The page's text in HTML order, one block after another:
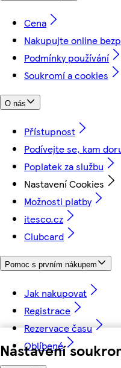
Nastavení
Cena
Nakupujte online
Podmínky používání
Soukromí a cookies
O nás
Přístupnost
Podívejte se, kam
Poplatek za službu
Nastavení Cookies
Možnosti platby
itesco.cz
Clubcard
Pomoc s prvním nákupem
Jak nakupovat
Registrace
Rezervace času
Oblíbené